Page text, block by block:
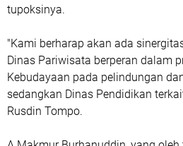
tupoksinya.
"Kami berharap akan ada
Dinas Pariwisata berperan dalam
Kebudayaan pada pelindungan
sedangkan Dinas Pendidikan
Rusdin Tompo.